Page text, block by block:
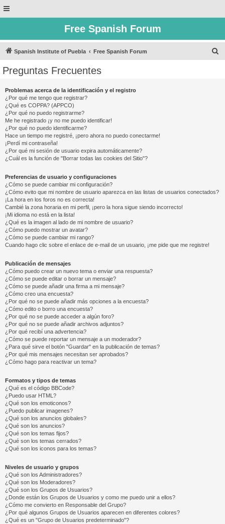
Free Spanish Forum
Spanish Institute of Puebla Free Spanish Forum
Preguntas Frecuentes
Problemas acerca de la identificación y el registro
¿Por qué me tengo que registrar?
¿Qué es COPPA? (APPCO)
¿Por qué no puedo registrarme?
Me he registrado ¡y no me puedo identificar!
¿Por qué no puedo identificarme?
Hace un tiempo me registré, ¡pero ahora no puedo conectarme!
¡Perdí mi contraseña!
¿Por qué mi sesión de usuario expira automáticamente?
¿Cuál es la función de "Borrar todas las cookies del Sitio"?
Preferencias de usuario y configuraciones
¿Cómo se puede cambiar mi configuración?
¿Cómo evito que mi nombre de usuario aparezca en las listas de usuarios conectados?
¡La hora en los foros no es correcta!
Cambié la zona horaria en mi perfil, ¡pero la hora sigue siendo incorrecto!
¡Mi idioma no está en la lista!
¿Qué es la imagen al lado de mi nombre de usuario?
¿Cómo puedo mostrar un avatar?
¿Cómo se puede cambiar mi rango?
Cuando hago clic sobre el enlace de e-mail de un usuario, ¡me pide que me registre!
Publicación de mensajes
¿Cómo puedo crear un nuevo tema o enviar una respuesta?
¿Cómo se puede editar o borrar un mensaje?
¿Cómo se puede añadir una firma a mi mensaje?
¿Cómo creo una encuesta?
¿Por qué no se puede añadir más opciones a la encuesta?
¿Cómo edito o borro una encuesta?
¿Por qué no se puede acceder a algún foro?
¿Por qué no se puede añadir archivos adjuntos?
¿Por qué recibí una advertencia?
¿Cómo se puede reportar un mensaje a un moderador?
¿Para qué sirve el botón "Guardar" en la publicación de temas?
¿Por qué mis mensajes necesitan ser aprobados?
¿Cómo hago para reactivar un tema?
Formatos y tipos de temas
¿Qué es el código BBCode?
¿Puedo usar HTML?
¿Qué son los emoticonos?
¿Puedo publicar imagenes?
¿Qué son los anuncios globales?
¿Qué son los anuncios?
¿Qué son los temas fijos?
¿Qué son los temas cerrados?
¿Qué son los iconos para los temas?
Niveles de usuario y grupos
¿Qué son los Administradores?
¿Qué son los Moderadores?
¿Qué son los Grupos de Usuarios?
¿Donde están los Grupos de Usuarios y como me puedo unir a ellos?
¿Cómo me convierto en Responsable del Grupo?
¿Por qué algunos Grupos de Usuarios aparecen en diferentes colores?
¿Qué es un "Grupo de Usuarios predeterminado"?